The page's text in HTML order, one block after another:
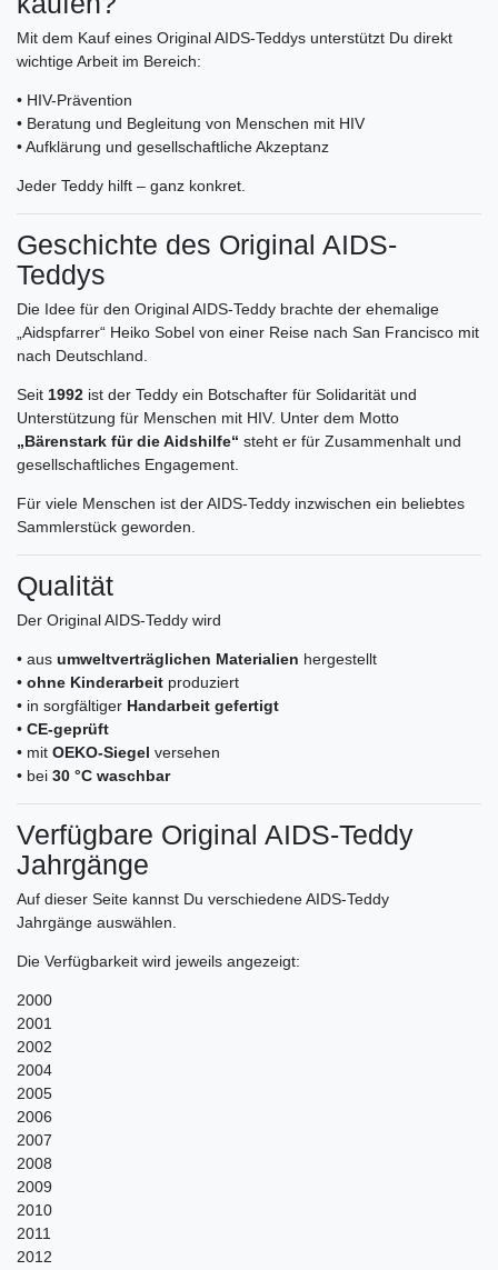
Mit dem Kauf eines Original AIDS-Teddys unterstützt Du direkt
wichtige Arbeit im Bereich:
• HIV-Prävention
• Beratung und Begleitung von Menschen mit HIV
• Aufklärung und gesellschaftliche Akzeptanz
Jeder Teddy hilft – ganz konkret.
Geschichte des Original AIDS-
Teddys
Die Idee für den Original AIDS-Teddy brachte der ehemalige
„Aidspfarrer“ Heiko Sobel von einer Reise nach San Francisco mit
nach Deutschland.
Seit 1992 ist der Teddy ein Botschafter für Solidarität und
Unterstützung für Menschen mit HIV. Unter dem Motto
„Bärenstark für die Aidshilfe“ steht er für Zusammenhalt und
gesellschaftliches Engagement.
Für viele Menschen ist der AIDS-Teddy inzwischen ein beliebtes
Sammlerstück geworden.
Qualität
Der Original AIDS-Teddy wird
• aus umweltverträglichen Materialien hergestellt
• ohne Kinderarbeit produziert
• in sorgfältiger Handarbeit gefertigt
• CE-geprüft
• mit OEKO-Siegel versehen
• bei 30 °C waschbar
Verfügbare Original AIDS-Teddy
Jahrgänge
Auf dieser Seite kannst Du verschiedene AIDS-Teddy
Jahrgänge auswählen.
Die Verfügbarkeit wird jeweils angezeigt:
2000
2001
2002
2004
2005
2006
2007
2008
2009
2010
2011
2012